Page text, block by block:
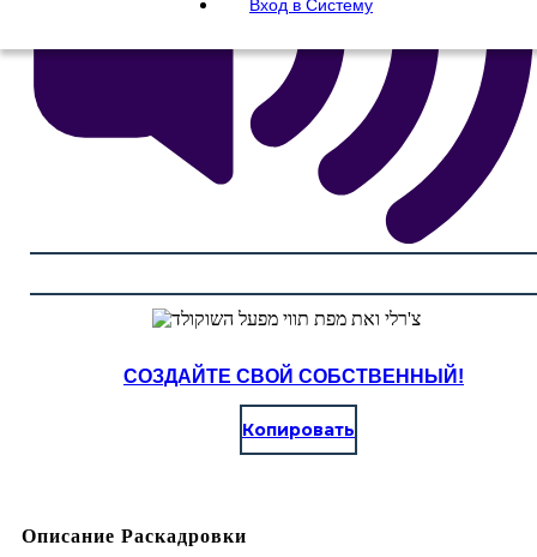
Вход в Систему
СОЗДАЙТЕ СВОЙ СОБСТВЕННЫЙ!
Копировать
Описание Раскадровки